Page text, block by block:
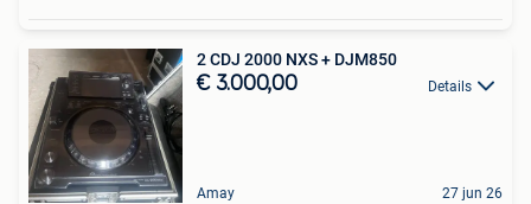
2 CDJ 2000 NXS + DJM850
€ 3.000,00 Details
Amay 27 jun 26